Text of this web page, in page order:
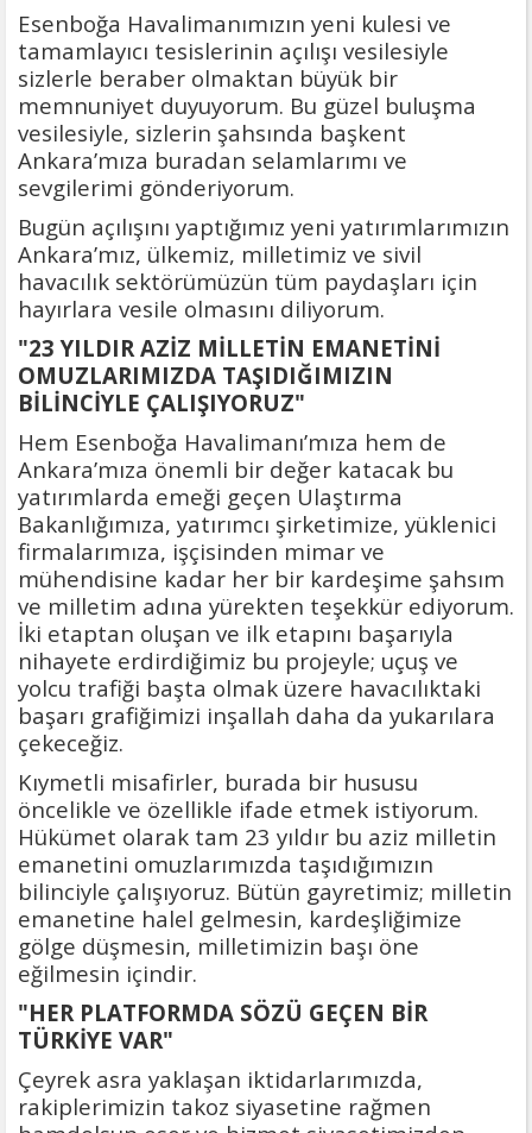
Esenboğa Havalimanımızın yeni kulesi ve
tamamlayıcı tesislerinin açılışı vesilesiyle
sizlerle beraber olmaktan büyük bir
memnuniyet duyuyorum. Bu güzel buluşma
vesilesiyle, sizlerin şahsında başkent
Ankara’mıza buradan selamlarımı ve
sevgilerimi gönderiyorum.
Bugün açılışını yaptığımız yeni yatırımlarımızın
Ankara’mız, ülkemiz, milletimiz ve sivil
havacılık sektörümüzün tüm paydaşları için
hayırlara vesile olmasını diliyorum.
"23 YILDIR AZİZ MİLLETİN EMANETİNİ
OMUZLARIMIZDA TAŞIDIĞIMIZIN
BİLİNCİYLE ÇALIŞIYORUZ"
Hem Esenboğa Havalimanı’mıza hem de
Ankara’mıza önemli bir değer katacak bu
yatırımlarda emeği geçen Ulaştırma
Bakanlığımıza, yatırımcı şirketimize, yüklenici
firmalarımıza, işçisinden mimar ve
mühendisine kadar her bir kardeşime şahsım
ve milletim adına yürekten teşekkür ediyorum.
İki etaptan oluşan ve ilk etapını başarıyla
nihayete erdirdiğimiz bu projeyle; uçuş ve
yolcu trafiği başta olmak üzere havacılıktaki
başarı grafiğimizi inşallah daha da yukarılara
çekeceğiz.
Kıymetli misafirler, burada bir hususu
öncelikle ve özellikle ifade etmek istiyorum.
Hükümet olarak tam 23 yıldır bu aziz milletin
emanetini omuzlarımızda taşıdığımızın
bilinciyle çalışıyoruz. Bütün gayretimiz; milletin
emanetine halel gelmesin, kardeşliğimize
gölge düşmesin, milletimizin başı öne
eğilmesin içindir.
"HER PLATFORMDA SÖZÜ GEÇEN BİR
TÜRKİYE VAR"
Çeyrek asra yaklaşan iktidarlarımızda,
rakiplerimizin takoz siyasetine rağmen